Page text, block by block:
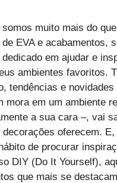
muito mais do
EVA e acabamentos,
em ajudar e
ambientes favoritos.
tendências e novidades
mora em um ambiente
a sua cara –, vai
oferecem.
de procurar
DIY (Do It Yourself),
que mais se